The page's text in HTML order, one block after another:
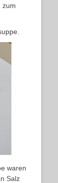
zum
waren
Salz